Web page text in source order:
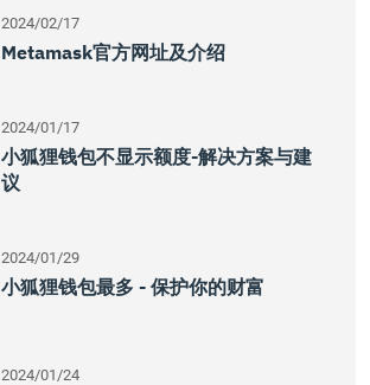
2024/02/17
Metamask官方网址及介绍
2024/01/17
小狐狸钱包不显示额度-解决方案与建
议
2024/01/29
小狐狸钱包最多 - 保护你的财富
2024/01/24